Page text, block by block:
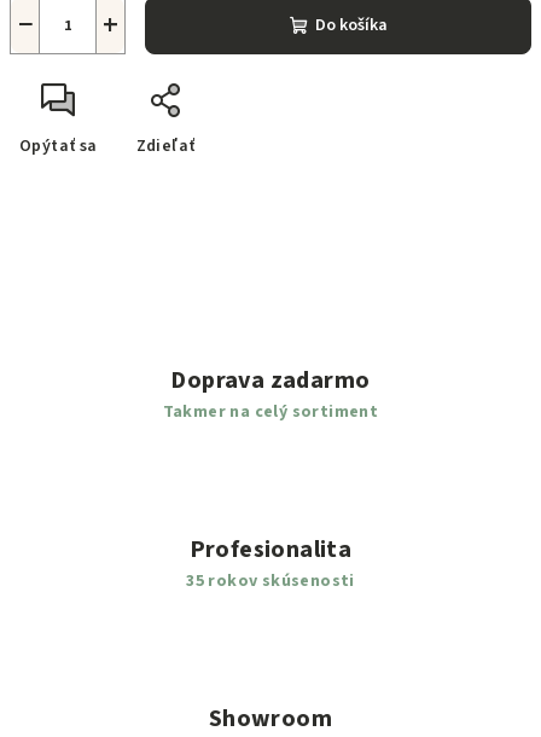
+
− Do košíka
Opýtať sa Zdieľať
Doprava zadarmo
Takmer na celý sortiment
Profesionalita
35 rokov skúsenosti
Showroom